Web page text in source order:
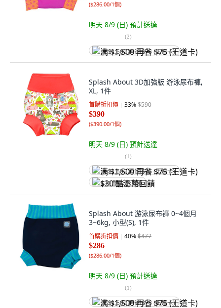
($286.00/1個)
明天 8/9 (日) 預計送達
(2)
满 $1,500 再省 $75 (王道卡)
Splash About 3D加強版 游泳尿布褲,
XL, 1件
首購折扣價 33%$590
$390
($390.00/1個)
明天 8/9 (日) 預計送達
(1)
满 $1,500 再省 $75 (王道卡)
$30 酷澎幣回饋
Splash About 游泳尿布褲 0~4個月
3~6kg, 小型(S), 1件
首購折扣價 40%$477
$286
($286.00/1個)
明天 8/9 (日) 預計送達
(1)
满 $1,500 再省 $75 (王道卡)